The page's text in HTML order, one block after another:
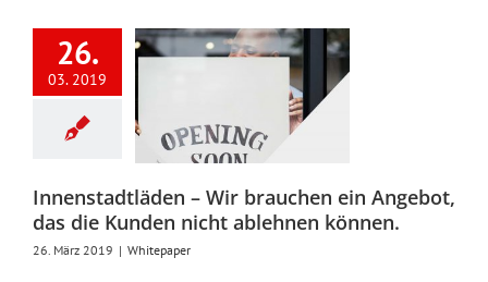
26.
03. 2019
Kunden
Innenstadtläden – Wir brauchen ein Angebot,
das die Kunden nicht ablehnen können.
26. März 2019 | Whitepaper